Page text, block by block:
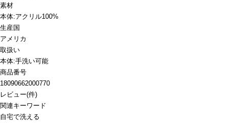
素材
本体:アクリル100%
生産国
アメリカ
取扱い
本体:手洗い可能
商品番号
18090662000770
レビュー(件)
関連キーワード
自宅で洗える